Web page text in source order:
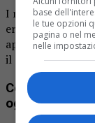
I necrologi
ereditiamo dal
il scopo, come si
Cosa sono i
oggi?
base
le tue opzioni
pagina o nel
nelle